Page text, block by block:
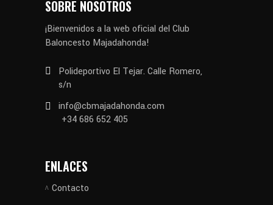
SOBRE NOSOTROS
¡Bienvenidos a la web oficial del Club
Baloncesto Majadahonda!
Polideportivo El Tejar. Calle Romero,
s/n
info@cbmajadahonda.com
+34 686 652 405
ENLACES
Contacto